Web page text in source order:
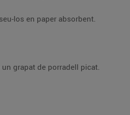
los en paper absorbent.
grapat de porradell picat.